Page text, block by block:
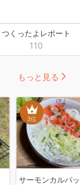
つくったよレポート
110
3位
サーモンカルパ
もっと見る